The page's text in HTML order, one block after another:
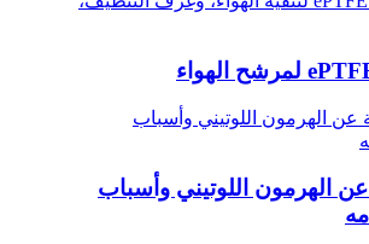
الهرمون اللوتيني وأسباب